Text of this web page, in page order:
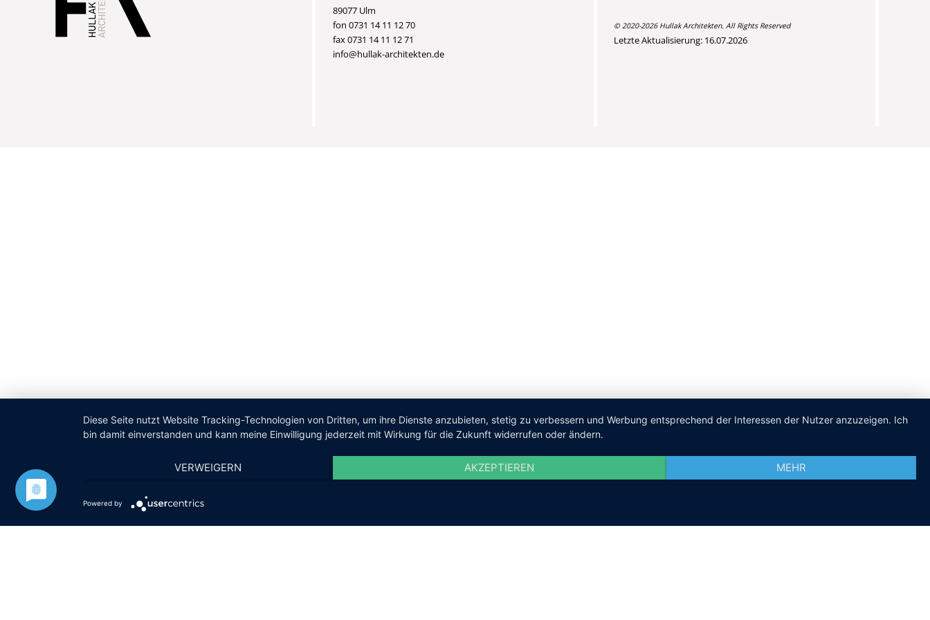
89077 Ulm
fon 0731 14 11 12 70
fax 0731 14 11 12 71
info@hullak-architekten.de
© 2020-2026 Hullak Architekten. All Rights Reserved
Letzte Aktualisierung: 16.07.2026
Diese Seite nutzt Website Tracking-Technologien von Dritten, um ihre Dienste anzubieten, stetig zu verbessern und Werbung entsprechend der Interessen der Nutzer anzuzeigen. Ich
bin damit einverstanden und kann meine Einwilligung jederzeit mit Wirkung für die Zukunft widerrufen oder ändern.
VERWEIGERN AKZEPTIEREN MEHR
Powered by